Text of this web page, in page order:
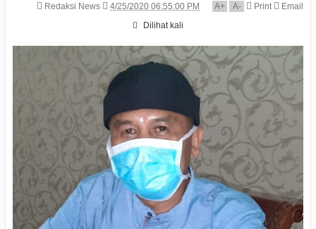
Redaksi News 4/25/2020 06:55:00 PM A+ A- Print
Email
Dilihat kali